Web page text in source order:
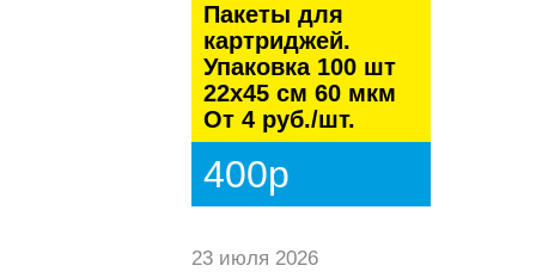
Пакеты для
картриджей.
Упаковка 100 шт
22х45 см 60 мкм
От 4 руб./шт.
400р
23 июля 2026